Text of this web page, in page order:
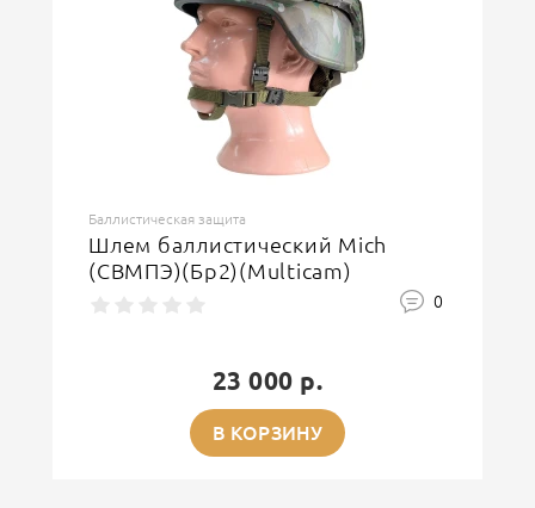
Баллистическая защита
Шлем баллистический Mich
(СВМПЭ)(Бр2)(Multicam)
0
23 000 р.
В КОРЗИНУ